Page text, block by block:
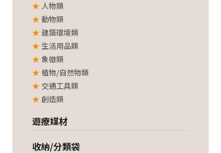
人物類
動物類
建築環境類
生活用品類
象徵類
植物/自然物類
交通工具類
創造類
遊療媒材
收納/分類袋